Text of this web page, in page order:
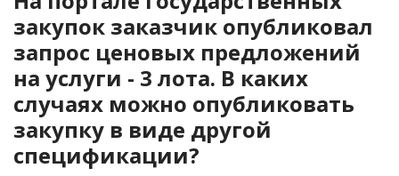
Техника безопасности и охрана труда
Антикризис: трудовые отношения
Антикризис: долги и обязательства
Налоги и Налогообложение
Трудовые отношения
Корпоративные отношения
закупок заказчик опубликовал
запрос ценовых предложений
на услуги - 3 лота. В каких
случаях можно опубликовать
закупку в виде другой
спецификации?